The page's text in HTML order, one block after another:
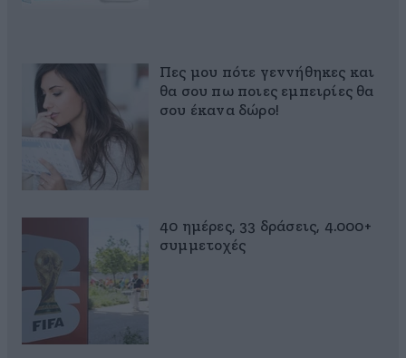
Πες μου πότε γεννήθηκες και
θα σου πω ποιες εμπειρίες θα
σου έκανα δώρο!
40 ημέρες, 33 δράσεις, 4.000+
συμμετοχές